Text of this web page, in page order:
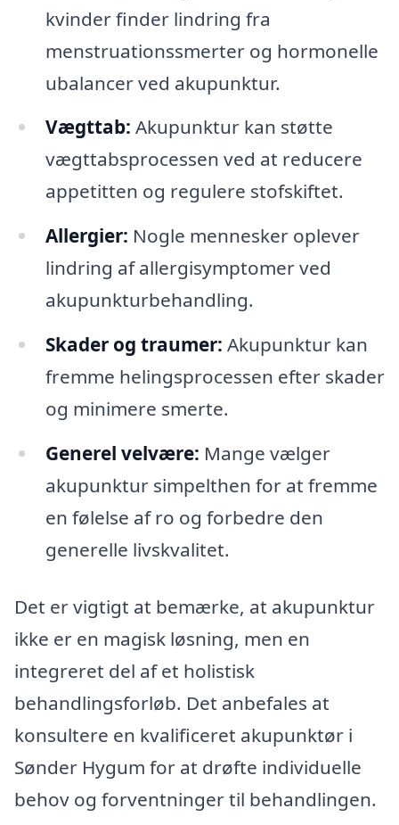
kvinder finder lindring fra
menstruationssmerter og hormonelle
ubalancer ved akupunktur.
Vægttab: Akupunktur kan støtte
vægttabsprocessen ved at reducere
appetitten og regulere stofskiftet.
Allergier: Nogle mennesker oplever
lindring af allergisymptomer ved
akupunkturbehandling.
Skader og traumer: Akupunktur kan
fremme helingsprocessen efter skader
og minimere smerte.
Generel velvære: Mange vælger
akupunktur simpelthen for at fremme
en følelse af ro og forbedre den
generelle livskvalitet.
Det er vigtigt at bemærke, at akupunktur
ikke er en magisk løsning, men en
integreret del af et holistisk
behandlingsforløb. Det anbefales at
konsultere en kvalificeret akupunktør i
Sønder Hygum for at drøfte individuelle
behov og forventninger til behandlingen.